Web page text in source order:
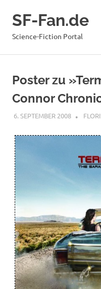
InhaltSF-Fan.de
Science-Fiction Portal
Poster zu
Connor
6. SEPTEMBER 2008